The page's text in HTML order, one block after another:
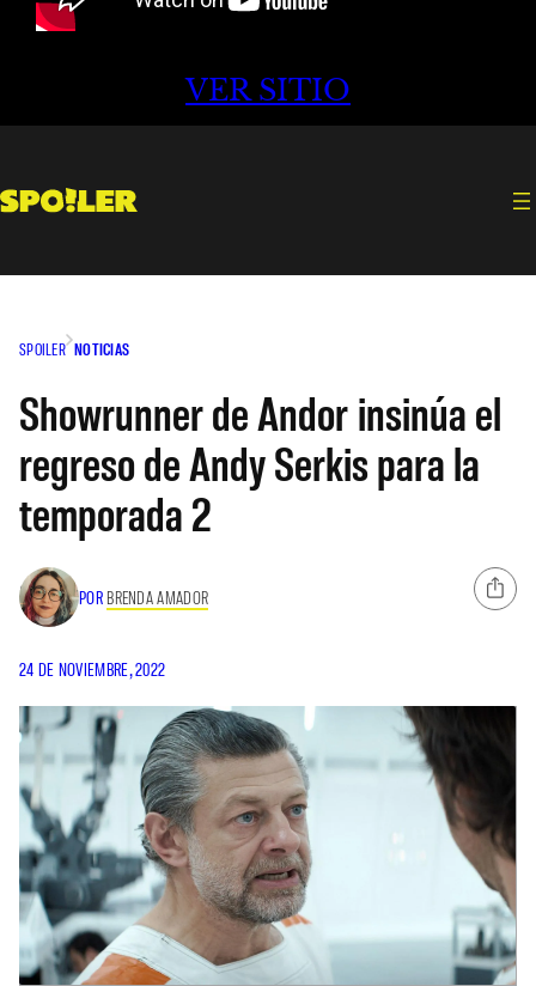
VER SITIO
SPOILER NOTICIAS
Showrunner de Andor insinúa el
regreso de Andy Serkis para la
temporada 2
POR BRENDA AMADOR
24 DE NOVIEMBRE, 2022